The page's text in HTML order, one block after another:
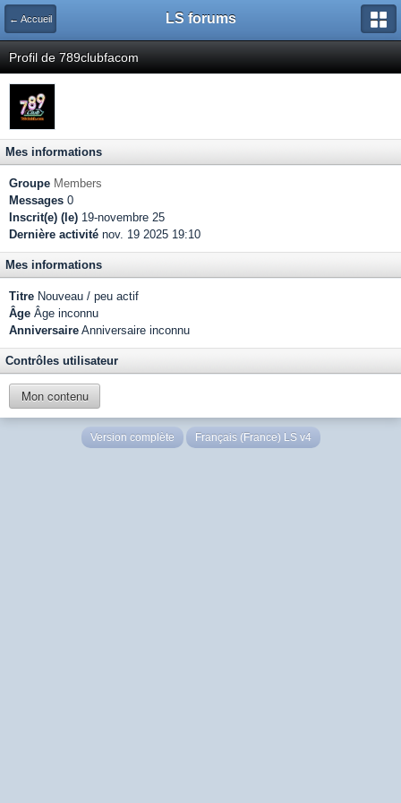
← Accueil LS forums
Profil de 789clubfacom
Mes informations
Groupe Members
Messages 0
Inscrit(e) (le) 19-novembre 25
Dernière activité nov. 19 2025 19:10
Mes informations
Titre Nouveau / peu actif
Âge Âge inconnu
Anniversaire Anniversaire inconnu
Contrôles utilisateur
Mon contenu
Version complète Français (France) LS v4